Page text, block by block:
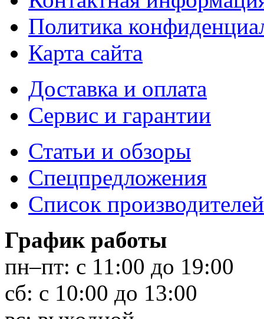
Политика
Карта сайта
Доставка и оплата
Сервис и гарантии
Статьи и обзоры
Спецпредложения
Список производителей
График работы
пн–пт: с 11:00 до 19:00
сб: с 10:00 до 13:00